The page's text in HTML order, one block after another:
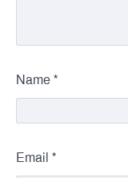
Name *
Email *